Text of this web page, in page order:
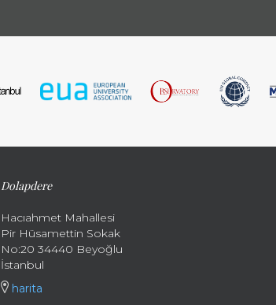
Dolapdere
Hacıahmet Mahallesi
Pir Hüsamettin Sokak
No:20 34440 Beyoğlu
İstanbul
harita